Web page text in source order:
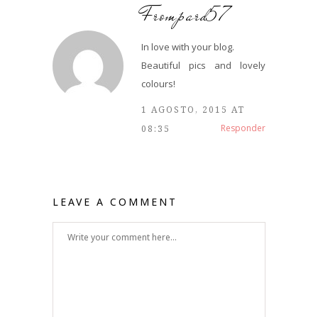
Frompard57
In love with your blog.
Beautiful pics and lovely
colours!
1 AGOSTO, 2015 AT
08:35
Responder
LEAVE A COMMENT